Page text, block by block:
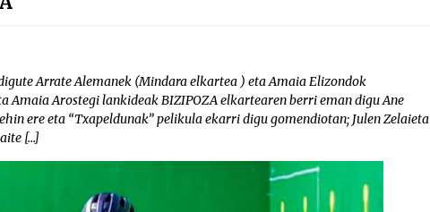
Arrate Alemanek (Mindara elkartea ) eta Amaia Elizondok
Amaia Arostegi lankideak BIZIPOZA elkartearen berri eman digu Ane
ere eta “Txapeldunak” pelikula ekarri digu gomendiotan; Julen Zelaieta
[…]